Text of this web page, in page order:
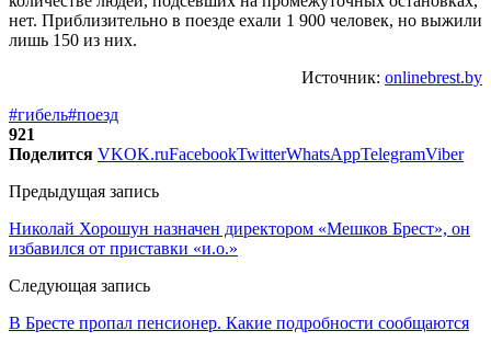
нет. Приблизительно в поезде ехали 1 900 человек, но выжили
лишь 150 из них.
Источник: onlinebrest.by
#гибель#поезд
921
Поделится VKOK.ruFacebookTwitterWhatsAppTelegramViber
Предыдущая запись
Николай Хорошун назначен директором «Мешков Брест», он
избавился от приставки «и.о.»
Следующая запись
В Бресте пропал пенсионер. Какие подробности сообщаются